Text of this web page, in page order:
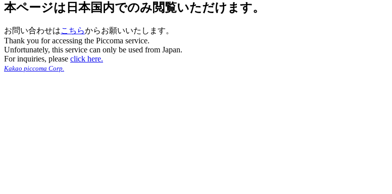
本ページは日本国内でのみ閲覧いただけます。
お問い合わせはこちらからお願いいたします。
Thank you for accessing the Piccoma service.
Unfortunately, this service can only be used from Japan.
For inquiries, please click here.
Kakao piccoma Corp.